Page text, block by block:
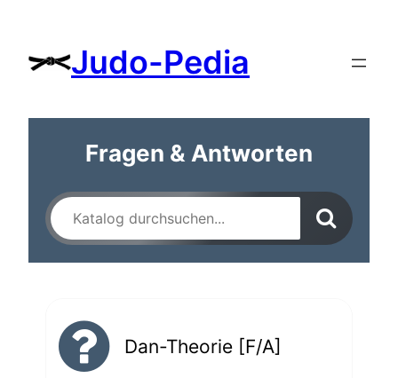
Judo-Pedia
Fragen & Antworten
Dan-Theorie [F/A]